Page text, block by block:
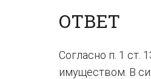
ОТВЕТ
Согласно п. 1 ст.
имуществом. В